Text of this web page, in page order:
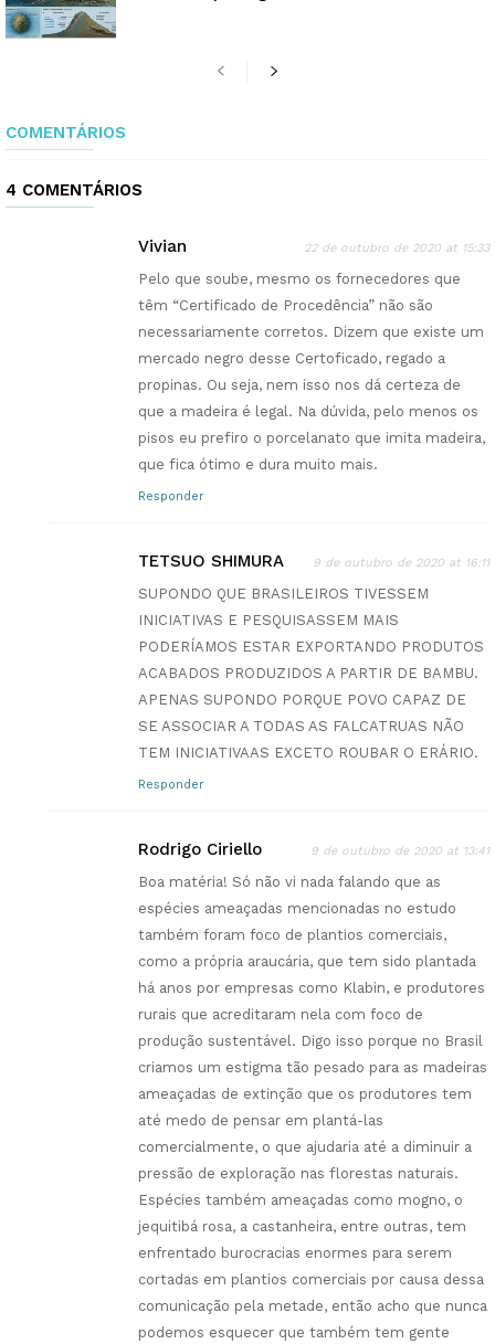
COMENTÁRIOS
4 COMENTÁRIOS
Vivian 22 de outubro de 2020 at 15:33
Pelo que soube, mesmo os fornecedores que
têm “Certificado de Procedência” não são
necessariamente corretos. Dizem que existe um
mercado negro desse Certoficado, regado a
propinas. Ou seja, nem isso nos dá certeza de
que a madeira é legal. Na dúvida, pelo menos os
pisos eu prefiro o porcelanato que imita madeira,
que fica ótimo e dura muito mais.
Responder
TETSUO SHIMURA 9 de outubro de 2020 at 16:11
SUPONDO QUE BRASILEIROS TIVESSEM
INICIATIVAS E PESQUISASSEM MAIS
PODERÍAMOS ESTAR EXPORTANDO PRODUTOS
ACABADOS PRODUZIDOS A PARTIR DE BAMBU.
APENAS SUPONDO PORQUE POVO CAPAZ DE
SE ASSOCIAR A TODAS AS FALCATRUAS NÃO
TEM INICIATIVAAS EXCETO ROUBAR O ERÁRIO.
Responder
Rodrigo Ciriello 9 de outubro de 2020 at 13:41
Boa matéria! Só não vi nada falando que as
espécies ameaçadas mencionadas no estudo
também foram foco de plantios comerciais,
como a própria araucária, que tem sido plantada
há anos por empresas como Klabin, e produtores
rurais que acreditaram nela com foco de
produção sustentável. Digo isso porque no Brasil
criamos um estigma tão pesado para as madeiras
ameaçadas de extinção que os produtores tem
até medo de pensar em plantá-las
comercialmente, o que ajudaria até a diminuir a
pressão de exploração nas florestas naturais.
Espécies também ameaçadas como mogno, o
jequitibá rosa, a castanheira, entre outras, tem
enfrentado burocracias enormes para serem
cortadas em plantios comerciais por causa dessa
comunicação pela metade, então acho que nunca
podemos esquecer que também tem gente